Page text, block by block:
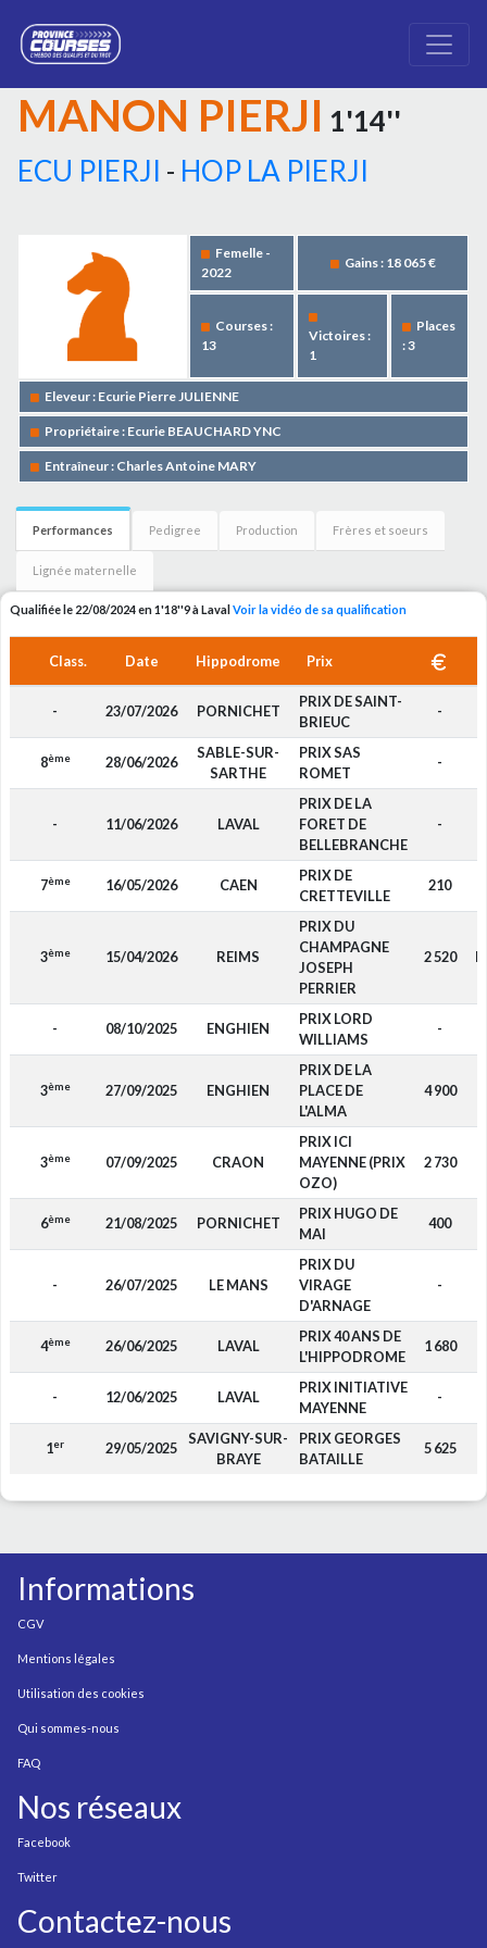
MANON PIERJI 1'14''
ECU PIERJI - HOP LA PIERJI
Femelle -
2022
Gains : 18 065 €
Courses :
13
Victoires :
1
Places
: 3
Eleveur : Ecurie Pierre JULIENNE
Propriétaire : Ecurie BEAUCHARD YNC
Entraîneur : Charles Antoine MARY
Performances Pedigree Production Frères et soeurs
Lignée maternelle
Qualifiée le 22/08/2024 en 1'18''9 à LavalVoir la vidéo de sa qualification
Class. Date Hippodrome Prix
- 23/07/2026 PORNICHET
PRIX DE SAINT-
BRIEUC
-
8ème 28/06/2026
SABLE-SUR-
SARTHE
PRIX SAS
ROMET
-
- 11/06/2026 LAVAL
PRIX DE LA
FORET DE
BELLEBRANCHE
-
7ème 16/05/2026 CAEN
PRIX DE
CRETTEVILLE
210
3ème 15/04/2026 REIMS
PRIX DU
CHAMPAGNE
JOSEPH
PERRIER
2 520
- 08/10/2025 ENGHIEN
PRIX LORD
WILLIAMS
-
3ème 27/09/2025 ENGHIEN
PRIX DE LA
PLACE DE
L'ALMA
4 900
3ème 07/09/2025 CRAON
PRIX ICI
MAYENNE (PRIX
OZO)
2 730
6ème 21/08/2025 PORNICHET
PRIX HUGO DE
MAI
400
- 26/07/2025 LE MANS
PRIX DU
VIRAGE
D'ARNAGE
-
4ème 26/06/2025 LAVAL
PRIX 40 ANS DE
L'HIPPODROME
1 680
- 12/06/2025 LAVAL
PRIX INITIATIVE
MAYENNE
-
1er 29/05/2025
SAVIGNY-SUR-
BRAYE
PRIX GEORGES
BATAILLE
5 625
Informations
CGV
Mentions légales
Utilisation des cookies
Qui sommes-nous
FAQ
Nos réseaux
Facebook
Twitter
Contactez-nous